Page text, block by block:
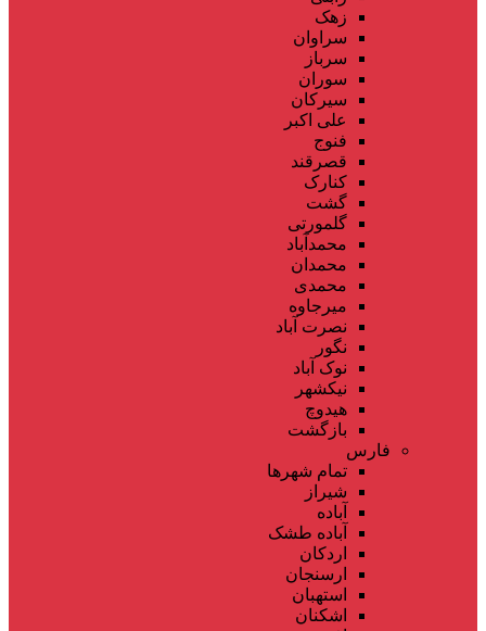
زهک
سراوان
سرباز
سوران
سیرکان
علی اکبر
فنوج
قصرقند
کنارک
گشت
گلمورتی
محمدآباد
محمدان
محمدی
میرجاوه
نصرت آباد
نگور
نوک آباد
نیکشهر
هیدوچ
بازگشت
فارس
تمام شهر‌ها
شیراز
آباده
آباده طشک
اردکان
ارسنجان
استهبان
اشکنان